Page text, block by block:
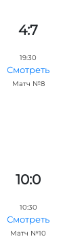
4:7
19:30
Смотреть
Матч №8
10:0
10:30
Смотреть
Матч №10